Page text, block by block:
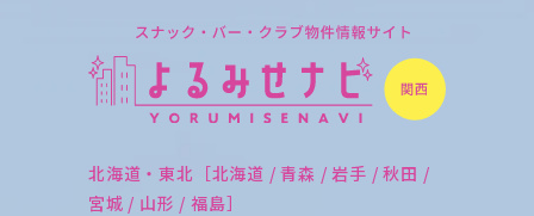
北海道・東北［北海道 / 青森 / 岩手 / 秋田 /
宮城 / 山形 / 福島］